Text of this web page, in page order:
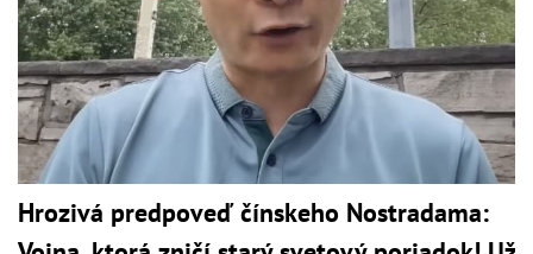
Hrozivá predpoveď čínskeho Nostradama: